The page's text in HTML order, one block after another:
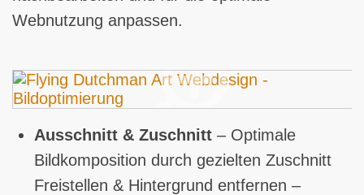
Webnutzung anpassen.
Ausschnitt & Zuschnitt – Optimale
Bildkomposition durch gezielten Zuschnitt
Freistellen & Hintergrund entfernen –